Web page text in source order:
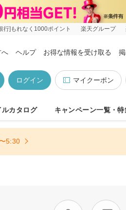
行]もれなく1000ポイント 楽天グループ
へ ヘルプ お得な情報を受け取る
マイクーポン
ログイン
ルカタログ キャンペーン一覧・特
5:30